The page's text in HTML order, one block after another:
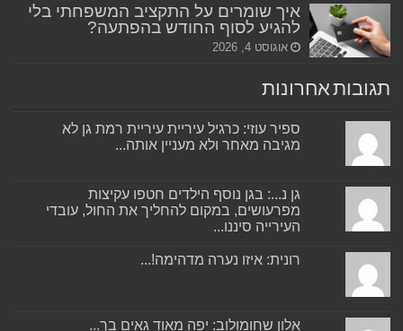
איך שומרים על התקציב המשפחתי בלי
להגיע לסוף החודש בהפתעה?
אוגוסט 4, 2026
תגובות אחרונות
ספיר עוזי: כרגיל עיריית עיריית רמת גן לא
מגיבה מאחר ולא מעניין אותה...
גן נ...: בגן נוסף הילדים חטפו עקיצות
מפרעושים, במקום להחליך את החול, עובדי
העירייה סיננו...
רונית: איזו נערה מדהימה!...
אלון שחומולוב: יפה מאוד גאים בך...